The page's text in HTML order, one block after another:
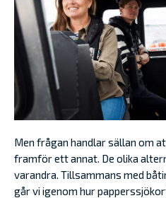
Men frågan handlar sällan om
framför ett annat. De olika
varandra. Tillsammans med
går vi igenom hur